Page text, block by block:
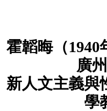
霍韜晦（1940
廣
新人文主義與
學